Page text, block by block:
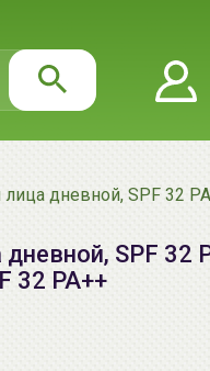
дневной, SPF 32
SPF 32
32 PA++